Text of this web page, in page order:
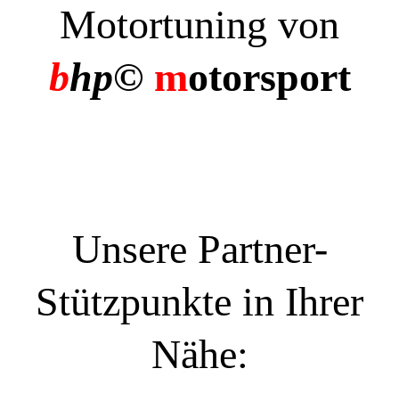
Motortuning von
bhp© motorsport
Unsere Partner-
Stützpunkte in Ihrer
Nähe: